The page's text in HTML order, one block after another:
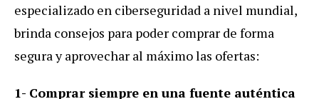
especializado en ciberseguridad a nivel mundial,
brinda consejos para poder comprar de forma
segura y aprovechar al máximo las ofertas:
1- Comprar siempre en una fuente auténtica